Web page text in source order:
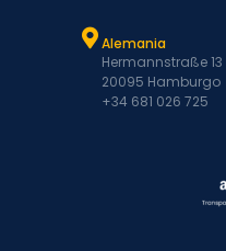
Alemania
Hermannstraße 13
20095 Hamburgo
+34 681 026 725